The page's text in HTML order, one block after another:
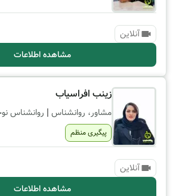
آنلاین
مشاهده اطلاعات
زینب افراسیاب
مشاور، روانشناس | روانشناس
پیگیری منظم
آنلاین
مشاهده اطلاعات